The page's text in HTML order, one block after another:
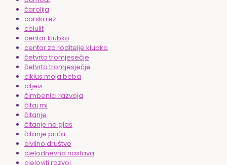
čarolija
carski rez
celulit
centar klubko
centar za roditelje klubko
četvrto tromjesečje
četvrto tromjesječje
ciklus moja beba
ciljevi
čimbenici razvoja
čitaj mi
čitanje
čitanje na glas
čitanje priča
civilno društvo
cjelodnevna nastava
cjeloviti razvoj